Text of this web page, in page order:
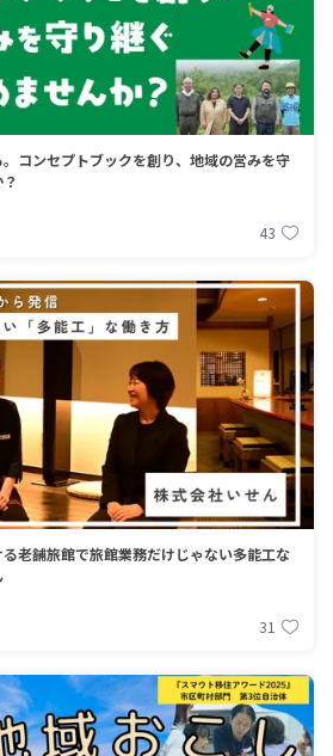
コンセプトブックを創り、地域の営みを守
43
る老舗旅館で旅館業務だけじゃない多能工な
31